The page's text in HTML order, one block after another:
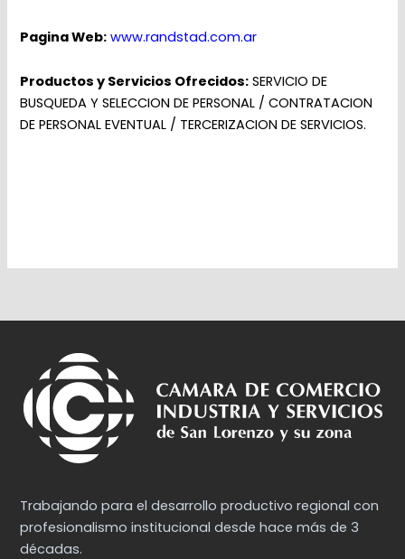
Pagina Web: www.randstad.com.ar
Productos y Servicios Ofrecidos: SERVICIO DE
BUSQUEDA Y SELECCION DE PERSONAL / CONTRATACION
DE PERSONAL EVENTUAL / TERCERIZACION DE SERVICIOS.
Trabajando para el desarrollo productivo regional con
profesionalismo institucional desde hace más de 3
décadas.